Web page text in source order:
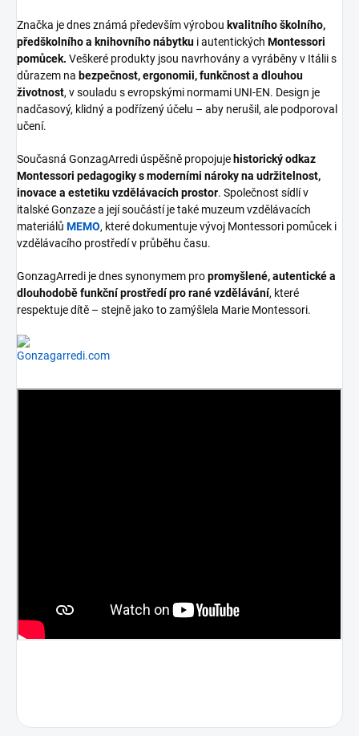
Značka je dnes známá především výrobou kvalitního školního,
předškolního a knihovního nábytku i autentických Montessori
pomůcek. Veškeré produkty jsou navrhovány a vyráběny v Itálii s
důrazem na bezpečnost, ergonomii, funkčnost a dlouhou
životnost, v souladu s evropskými normami UNI-EN. Design je
nadčasový, klidný a podřízený účelu – aby nerušil, ale podporoval
učení.
Současná GonzagArredi úspěšně propojuje historický odkaz
Montessori pedagogiky s moderními nároky na udržitelnost,
inovace a estetiku vzdělávacích prostor. Společnost sídlí v
italské Gonzaze a její součástí je také muzeum vzdělávacích
materiálů MEMO, které dokumentuje vývoj Montessori pomůcek i
vzdělávacího prostředí v průběhu času.
GonzagArredi je dnes synonymem propromyšlené, autentické a
dlouhodobě funkční prostředí pro rané vzdělávání, které
respektuje dítě – stejně jako to zamýšlela Marie Montessori.